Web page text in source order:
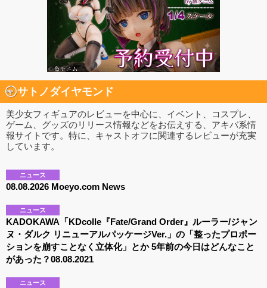
サトノダイヤモンド
美少女フィギュアのレビューを中心に、イベント、コスプレ、
ゲーム、グッズのリリース情報などをお伝えする、アキバ系情
報サイトです。特に、キャストオフに関連するレビューが充実
しています。
ニュース
08.08.2026 Moeyo.com News
ニュース
KADOKAWA「KDcolle『Fate/Grand Order』ルーラー/ジャン
ヌ・ダルク リニューアルパッケージVer.」の「整ったプロポー
ションを崩すことなく立体化」とか 5年前の今日はどんなこと
があった？08.08.2021
ニュース